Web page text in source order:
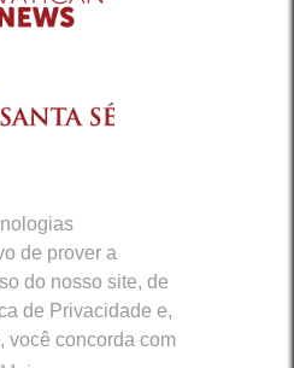
de prover a
do nosso site, de
de Privacidade e,
você concorda com